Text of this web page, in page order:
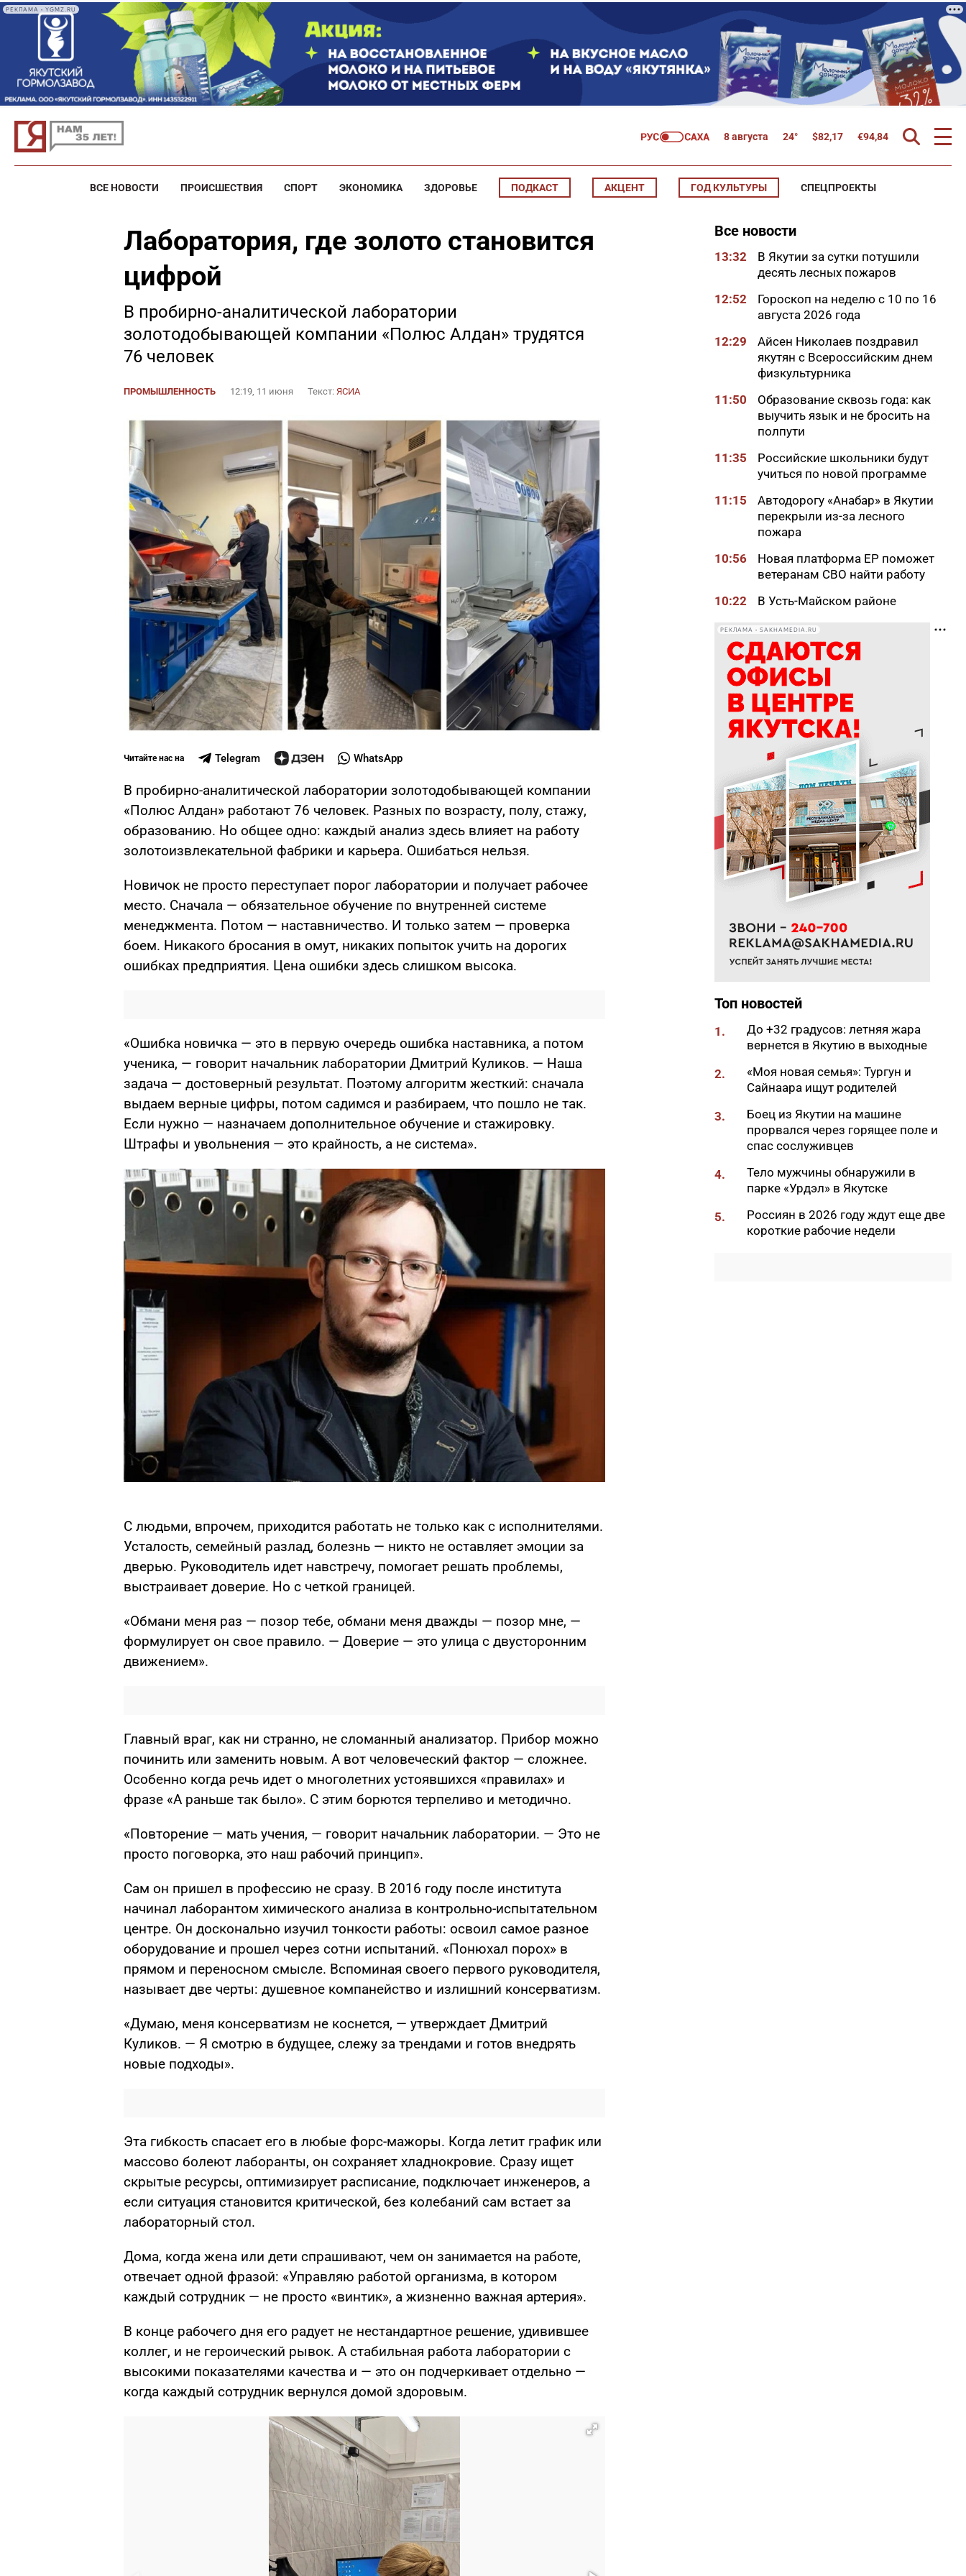
РЕКЛАМА • YGMZ.RU
8 августа 24° $82,17 €94,84
ВСЕ НОВОСТИ ПРОИСШЕСТВИЯ СПОРТ ЭКОНОМИКА ЗДОРОВЬЕ ПОДКАСТ АКЦЕНТ ГОД КУЛЬТУРЫ СПЕЦПРОЕКТЫ
Лаборатория, где золото становится
цифрой
В пробирно-аналитической лаборатории
золотодобывающей компании «Полюс Алдан» трудятся
76 человек
ПРОМЫШЛЕННОСТЬ 12:19, 11 июня Текст: ЯСИА
Читайте нас на Telegram WhatsApp
В пробирно-аналитической лаборатории золотодобывающей компании
«Полюс Алдан» работают 76 человек. Разных по возрасту, полу, стажу,
образованию. Но общее одно: каждый анализ здесь влияет на работу
золотоизвлекательной фабрики и карьера. Ошибаться нельзя.
Новичок не просто переступает порог лаборатории и получает рабочее
место. Сначала — обязательное обучение по внутренней системе
менеджмента. Потом — наставничество. И только затем — проверка
боем. Никакого бросания в омут, никаких попыток учить на дорогих
ошибках предприятия. Цена ошибки здесь слишком высока.
«Ошибка новичка — это в первую очередь ошибка наставника, а потом
ученика, — говорит начальник лаборатории Дмитрий Куликов. — Наша
задача — достоверный результат. Поэтому алгоритм жесткий: сначала
выдаем верные цифры, потом садимся и разбираем, что пошло не так.
Если нужно — назначаем дополнительное обучение и стажировку.
Штрафы и увольнения — это крайность, а не система».
С людьми, впрочем, приходится работать не только как с исполнителями.
Усталость, семейный разлад, болезнь — никто не оставляет эмоции за
дверью. Руководитель идет навстречу, помогает решать проблемы,
выстраивает доверие. Но с четкой границей.
«Обмани меня раз — позор тебе, обмани меня дважды — позор мне, —
формулирует он свое правило. — Доверие — это улица с двусторонним
движением».
Главный враг, как ни странно, не сломанный анализатор. Прибор можно
починить или заменить новым. А вот человеческий фактор — сложнее.
Особенно когда речь идет о многолетних устоявшихся «правилах» и
фразе «А раньше так было». С этим борются терпеливо и методично.
«Повторение — мать учения, — говорит начальник лаборатории. — Это не
просто поговорка, это наш рабочий принцип».
Сам он пришел в профессию не сразу. В 2016 году после института
начинал лаборантом химического анализа в контрольно-испытательном
центре. Он досконально изучил тонкости работы: освоил самое разное
оборудование и прошел через сотни испытаний. «Понюхал порох» в
прямом и переносном смысле. Вспоминая своего первого руководителя,
называет две черты: душевное компанейство и излишний консерватизм.
«Думаю, меня консерватизм не коснется, — утверждает Дмитрий
Куликов. — Я смотрю в будущее, слежу за трендами и готов внедрять
новые подходы».
Эта гибкость спасает его в любые форс-мажоры. Когда летит график или
массово болеют лаборанты, он сохраняет хладнокровие. Сразу ищет
скрытые ресурсы, оптимизирует расписание, подключает инженеров, а
если ситуация становится критической, без колебаний сам встает за
лабораторный стол.
Дома, когда жена или дети спрашивают, чем он занимается на работе,
отвечает одной фразой: «Управляю работой организма, в котором
каждый сотрудник — не просто «винтик», а жизненно важная артерия».
В конце рабочего дня его радует не нестандартное решение, удивившее
коллег, и не героический рывок. А стабильная работа лаборатории с
высокими показателями качества и — это он подчеркивает отдельно —
когда каждый сотрудник вернулся домой здоровым.
Все новости
13:32
В Якутии за сутки потушили
десять лесных пожаров
12:52
Гороскоп на неделю с 10 по 16
августа 2026 года
12:29
Айсен Николаев поздравил
якутян с Всероссийским днем
физкультурника
11:50
Образование сквозь года: как
выучить язык и не бросить на
полпути
11:35
Российские школьники будут
учиться по новой программе
11:15
Автодорогу «Анабар» в Якутии
перекрыли из-за лесного
пожара
10:56
Новая платформа ЕР поможет
ветеранам СВО найти работу
10:22
В Усть-Майском районе
на 13 гектарах
10:01
Якутяне рассказали, что
считают главным подарком в
своей жизни
09:41
Сколько стоит, собрать
ребенка в школу на Дальнем
Востоке
09:20
В Якутии заготовлено 114
тысяч тонн сена и 200 тонн
сенажа
09:00
На Камчатке завершилась
парусная экспедиция из
Якутии
До +27 градусов прогреется
21:00
Деловая программа ВЭФ-2026
охватывает почти 70 сессий
получили за неделю
поддержку психологов Якутии
19:48
В Якутии определены
приоритеты развития
«Движения Первых»
Более 26 тонн гуманитарной
помощи доставили в
пострадавший от паводка
Верхоянский район
19:00
Авторы проектов «Ты в игре»
проведут спортивные
мероприятия в рамках Дня
РЕКЛАМА • SAKHAMEDIA.RU
Топ новостей
1.
До +32 градусов: летняя жара
вернется в Якутию в выходные
2.
«Моя новая семья»: Тургун и
Сайнаара ищут родителей
3.
Боец из Якутии на машине
прорвался через горящее поле и
спас сослуживцев
4.
Тело мужчины обнаружили в
парке «Урдэл» в Якутске
5.
Россиян в 2026 году ждут еще две
короткие рабочие недели